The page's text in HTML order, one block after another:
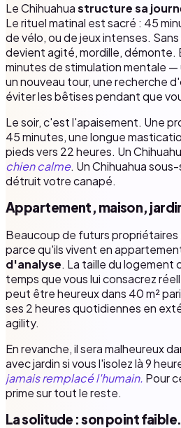
Le Chihuahuastructure sa
Le rituel matinal est sacré : 45
de vélo, ou de jeux intenses.
devient agité, mordille, démonte.
minutes de stimulation mentale
un nouveau tour, une recherche
éviter les bêtises pendant que
Le soir, c'est l'apaisement. Une
45 minutes, une longue
pieds vers 22 heures. Un
chien calme. Un Chihuahua
détruit votre canapé.
Appartement, maison,
Beaucoup de futurs
parce qu'ils vivent en
d'analyse. La taille du logement
temps que vous lui consacrez
peut être heureux dans 40 m²
ses 2 heures quotidiennes en
agility.
En revanche, il sera malheureux
avec jardin si vous l'isolez là 9
jamais remplacé l'humain. Pour
prime sur tout le reste.
La solitude : son point faible.